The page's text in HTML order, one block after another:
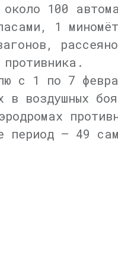
100
1
с 1 по 7
в воздушных
период — 49